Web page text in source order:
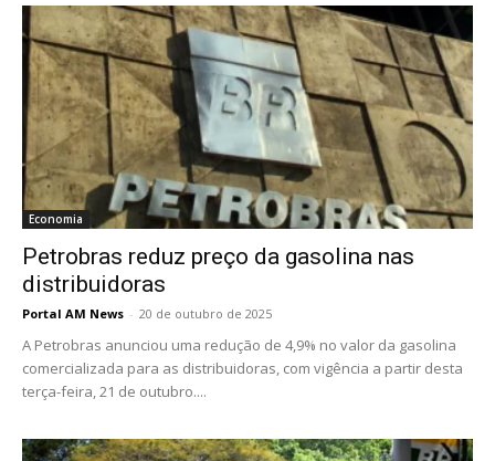
Economia
Petrobras reduz preço da gasolina nas
distribuidoras
Portal AM News - 20 de outubro de 2025
A Petrobras anunciou uma redução de 4,9% no valor da gasolina
comercializada para as distribuidoras, com vigência a partir desta
terça-feira, 21 de outubro....